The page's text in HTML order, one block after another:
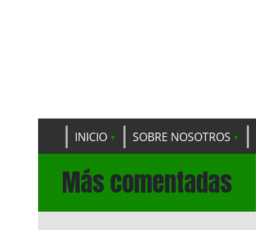
INICIO SOBRE NOSOTROS
Más comentadas